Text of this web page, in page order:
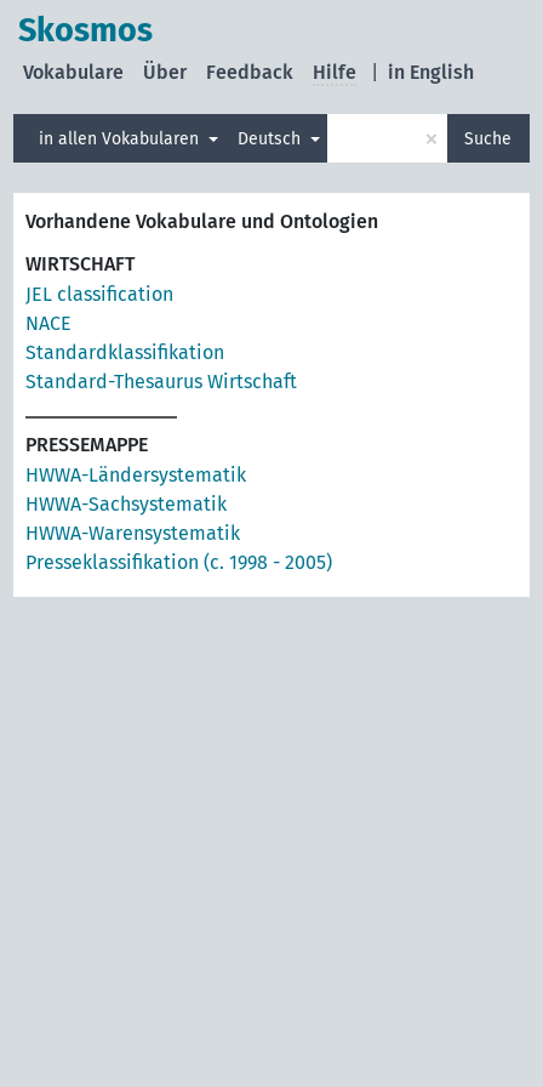
Skosmos
in English
Vokabulare Über Feedback Hilfe
in allen Vokabularen Deutsch × Suche
Vorhandene Vokabulare und Ontologien
WIRTSCHAFT
JEL classification
NACE
Standardklassifikation
Standard-Thesaurus Wirtschaft
PRESSEMAPPE
HWWA-Ländersystematik
HWWA-Sachsystematik
HWWA-Warensystematik
Presseklassifikation (c. 1998 - 2005)